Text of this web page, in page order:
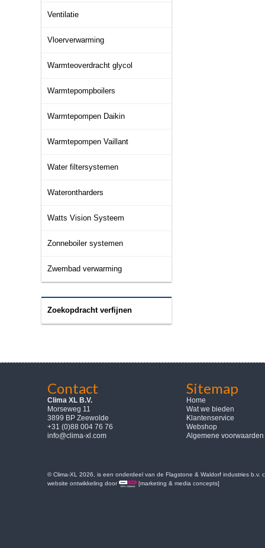
Ventilatie
Vloerverwarming
Warmteoverdracht glycol
Warmtepompboilers
Warmtepompen Daikin
Warmtepompen Vaillant
Water filtersystemen
Waterontharders
Watts Vision Systeem
Zonneboiler systemen
Zwembad verwarming
Zoekopdracht verfijnen
Contact
Clima XL B.V.
Morseweg 11
3899 BP Zeewolde
+31 (0)88 004 76 76
info@clima-xl.com
Sitemap
Home
Wat we bieden
Klantenservice
Webshop
Algemene voorwaarden
© Clima-XL 2026, is een onderdeel van de Flagstone & Waldorf industries b.v.
website ontwikkeling door
[marketing & media concepts]